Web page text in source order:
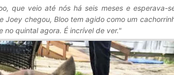
que veio até nós há seis meses e esperava-
Joey chegou, Bloo tem agido como um
no quintal agora. É incrível de ver."